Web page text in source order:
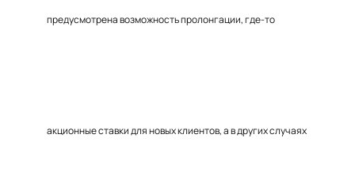
предусмотрена возможность пролонгации, где-то
акционные ставки для новых клиентов, а в других случаях